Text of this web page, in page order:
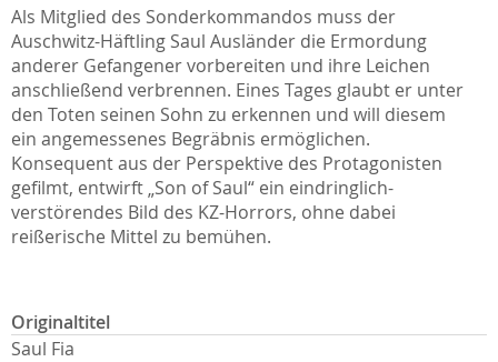
Als Mitglied des Sonderkommandos muss der
Auschwitz-Häftling Saul Ausländer die Ermordung
anderer Gefangener vorbereiten und ihre Leichen
anschließend verbrennen. Eines Tages glaubt er unter
den Toten seinen Sohn zu erkennen und will diesem
ein angemessenes Begräbnis ermöglichen.
Konsequent aus der Perspektive des Protagonisten
gefilmt, entwirft „Son of Saul“ ein eindringlich-
verstörendes Bild des KZ-Horrors, ohne dabei
reißerische Mittel zu bemühen.
Originaltitel
Saul Fia